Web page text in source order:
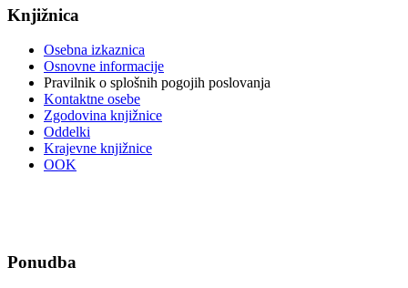
Knjižnica
Osebna izkaznica
Osnovne informacije
Pravilnik o splošnih pogojih poslovanja
Kontaktne osebe
Zgodovina knjižnice
Oddelki
Krajevne knjižnice
OOK
Ponudba